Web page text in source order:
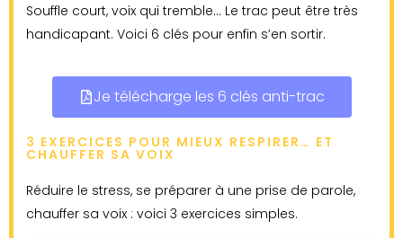
Souffle court, voix qui tremble… Le trac peut être très
handicapant. Voici 6 clés pour enfin s’en sortir.
Je télécharge les 6 clés anti-trac
3 EXERCICES POUR MIEUX RESPIRER… ET
CHAUFFER SA VOIX
Réduire le stress, se préparer à une prise de parole,
chauffer sa voix : voici 3 exercices simples.